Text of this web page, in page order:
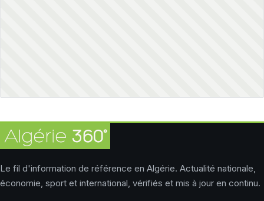
Le fil d'information de référence en Algérie. Actualité nationale,
économie, sport et international, vérifiés et mis à jour en continu.